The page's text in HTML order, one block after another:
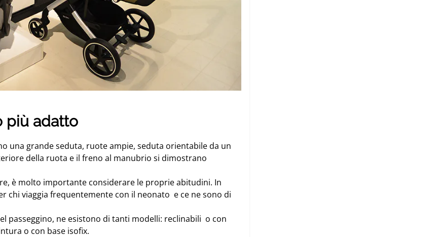
più adatto
una grande seduta, ruote ampie, seduta orientabile da un
della ruota e il freno al manubrio si dimostrano
è molto importante considerare le proprie abitudini. In
chi viaggia frequentemente con il neonato e ce ne sono di
passeggino, ne esistono di tanti modelli: reclinabili o con
o con base isofix.